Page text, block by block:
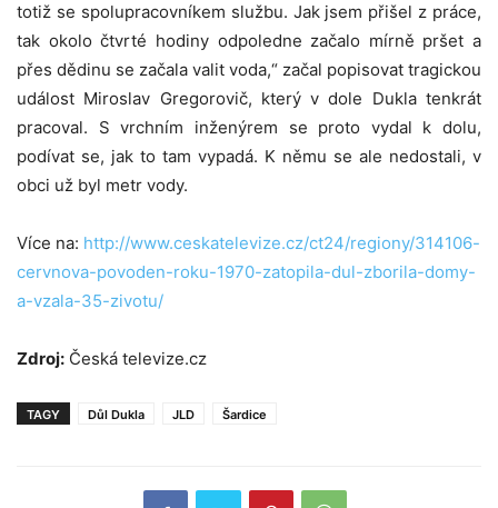
totiž se spolupracovníkem službu. Jak jsem přišel z práce,
tak okolo čtvrté hodiny odpoledne začalo mírně pršet a
přes dědinu se začala valit voda,“ začal popisovat tragickou
událost Miroslav Gregorovič, který v dole Dukla tenkrát
pracoval. S vrchním inženýrem se proto vydal k dolu,
podívat se, jak to tam vypadá. K němu se ale nedostali, v
obci už byl metr vody.
Více na: http://www.ceskatelevize.cz/ct24/regiony/314106-
cervnova-povoden-roku-1970-zatopila-dul-zborila-domy-
a-vzala-35-zivotu/
Zdroj: Česká televize.cz
TAGY Důl Dukla JLD Šardice